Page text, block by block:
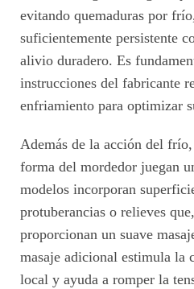
evitando quemaduras por
suficientemente persistente
alivio duradero. Es
instrucciones del fabricante
enfriamiento para optimizar
Además de la acción del
forma del mordedor juegan
modelos incorporan
protuberancias o relieves
proporcionan un suave
masaje adicional estimula la
local y ayuda a romper la